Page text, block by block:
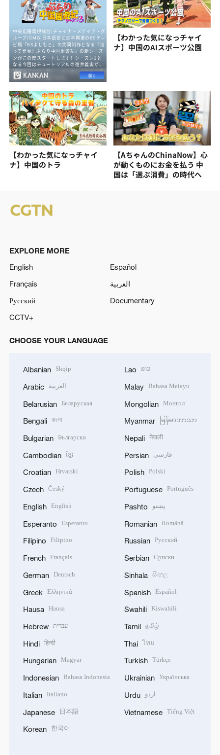
【わかった気になっチャイ
ナ】中国のAIスポーツ公園
【わかった気になっチャイ
ナ】中国のトラ
【AちゃんのChinaNow】心
が動くものにお金を払う 中
国は「選ぶ消費」の時代へ
EXPLORE MORE
English
Español
Français
العربية
Русский
Documentary
CCTV+
CHOOSE YOUR LANGUAGE
Albanian Shqip
Arabic العربية
Belarusian Беларуская
Bengali বাংলা
Bulgarian Български
Cambodian ខ្មែរ
Croatian Hrvatski
Czech Český
English English
Esperanto Esperanto
Filipino Filipino
French Français
German Deutsch
Greek Ελληνικά
Hausa Hausa
Hebrew עברית
Hindi हिन्दी
Hungarian Magyar
Indonesian Bahasa Indonesia
Italian Italiano
Japanese 日本語
Korean 한국어
Lao ລາວ
Malay Bahasa Melayu
Mongolian Монгол
Myanmar မြန်မာဘာသာ
Nepali नेपाली
Persian فارسی
Polish Polski
Portuguese Português
Pashto پښتو
Romanian Română
Russian Русский
Serbian Српски
Sinhala සිංහල
Spanish Español
Swahili Kiswahili
Tamil தமிழ்
Thai ไทย
Turkish Türkçe
Ukrainian Українська
Urdu اردو
Vietnamese Tiếng Việt